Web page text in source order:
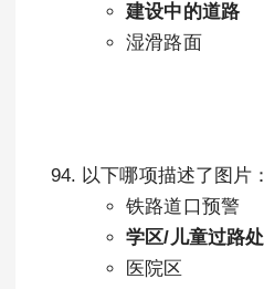
建设中的道路
湿滑路面
以下哪项描述了图片：
铁路道口预警
学区/儿童过路处
医院区